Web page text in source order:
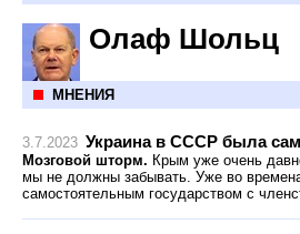
Олаф Шольц
МНЕНИЯ
3.7.2023 Украина в СССР была
Мозговой шторм. Крым уже очень
мы не должны забывать. Уже во
самостоятельным государством с